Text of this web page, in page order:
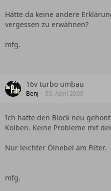
Hätte da keine andere
vergessen zu erwähnen?
mfg.
16v turbo umbau
Benj 30. April 2009
Ich hatte den Block neu
Kolben. Keine Probleme mit
Nur leichter Ölnebel am Filter.
mfg.